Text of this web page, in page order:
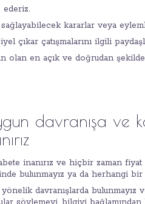
kararlar veya
çıkar çatışmalarını ilgili
olan en açık ve doğrudan
davranışa ve
inanırız ve hiçbir zaman fiyat
bulunmayız ya da herhangi
yönelik davranışlarda bulunmayız